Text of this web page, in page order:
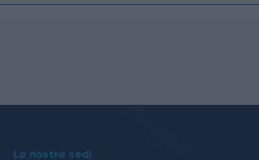
Le nostre sedi